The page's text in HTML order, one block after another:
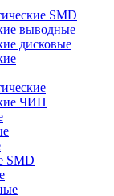
SMD
выводные
дисковые
ЧИП
SMD